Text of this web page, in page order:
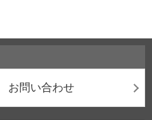
お問い合わせ